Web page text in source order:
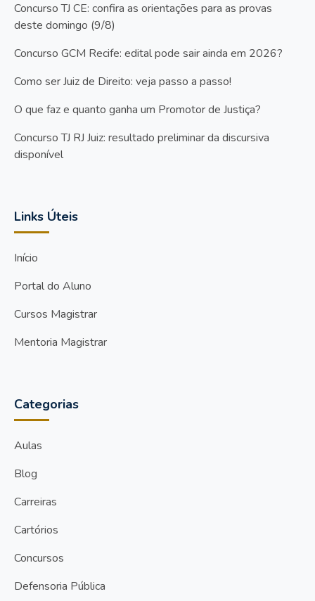
Concurso TJ CE: confira as orientações para as provas
deste domingo (9/8)
Concurso GCM Recife: edital pode sair ainda em 2026?
Como ser Juiz de Direito: veja passo a passo!
O que faz e quanto ganha um Promotor de Justiça?
Concurso TJ RJ Juiz: resultado preliminar da discursiva
disponível
Links Úteis
Início
Portal do Aluno
Cursos Magistrar
Mentoria Magistrar
Categorias
Aulas
Blog
Carreiras
Cartórios
Concursos
Defensoria Pública